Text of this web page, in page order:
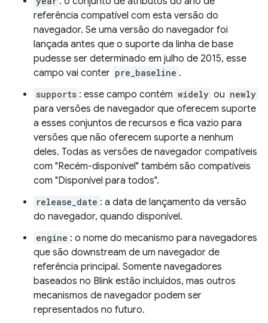
referência compatível com esta versão do
navegador. Se uma versão do navegador foi
lançada antes que o suporte da linha de base
pudesse ser determinado em julho de 2015, esse
campo vai conter pre_baseline .
supports : esse campo contém widely ou newly
para versões de navegador que oferecem suporte
a esses conjuntos de recursos e fica vazio para
versões que não oferecem suporte a nenhum
deles. Todas as versões de navegador compatíveis
com "Recém-disponível" também são compatíveis
com "Disponível para todos".
release_date : a data de lançamento da versão
do navegador, quando disponível.
engine : o nome do mecanismo para navegadores
que são downstream de um navegador de
referência principal. Somente navegadores
baseados no Blink estão incluídos, mas outros
mecanismos de navegador podem ser
representados no futuro.